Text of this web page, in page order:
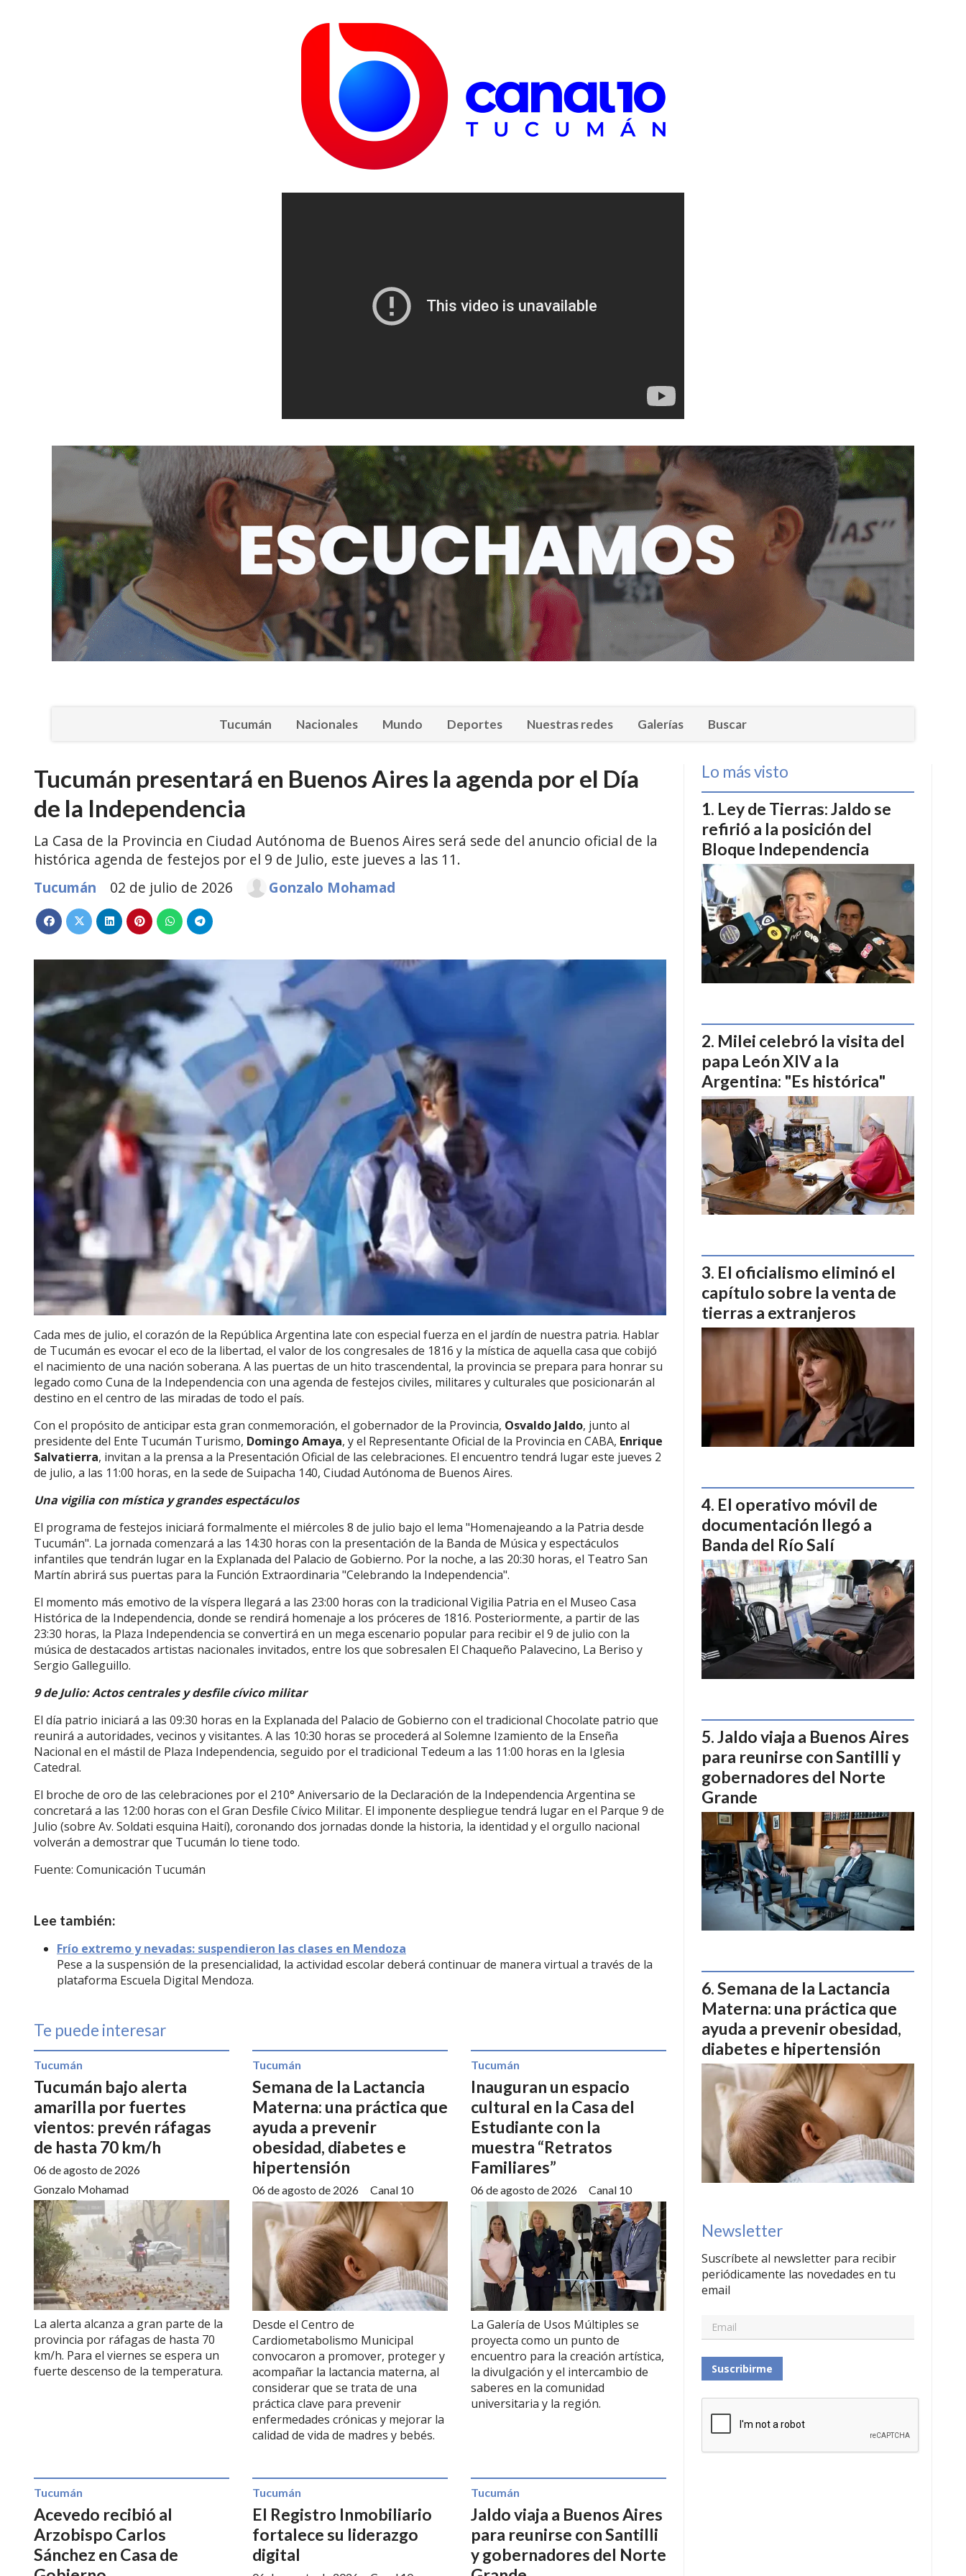
Tucumán Nacionales Mundo Deportes Nuestras redes Galerías Buscar
Tucumán presentará en Buenos Aires la agenda por el Día
de la Independencia
La Casa de la Provincia en Ciudad Autónoma de Buenos Aires será sede del anuncio oficial de la
histórica agenda de festejos por el 9 de Julio, este jueves a las 11.
Tucumán
02 de julio de 2026 Gonzalo Mohamad
Cada mes de julio, el corazón de la República Argentina late con especial fuerza en el jardín de nuestra patria. Hablar
de Tucumán es evocar el eco de la libertad, el valor de los congresales de 1816 y la mística de aquella casa que cobijó
el nacimiento de una nación soberana. A las puertas de un hito trascendental, la provincia se prepara para honrar su
legado como Cuna de la Independencia con una agenda de festejos civiles, militares y culturales que posicionarán al
destino en el centro de las miradas de todo el país.
Con el propósito de anticipar esta gran conmemoración, el gobernador de la Provincia, Osvaldo Jaldo, junto al
presidente del Ente Tucumán Turismo, Domingo Amaya, y el Representante Oficial de la Provincia en CABA, Enrique
Salvatierra, invitan a la prensa a la Presentación Oficial de las celebraciones. El encuentro tendrá lugar este jueves 2
de julio, a las 11:00 horas, en la sede de Suipacha 140, Ciudad Autónoma de Buenos Aires.
Una vigilia con mística y grandes espectáculos
El programa de festejos iniciará formalmente el miércoles 8 de julio bajo el lema "Homenajeando a la Patria desde
Tucumán". La jornada comenzará a las 14:30 horas con la presentación de la Banda de Música y espectáculos
infantiles que tendrán lugar en la Explanada del Palacio de Gobierno. Por la noche, a las 20:30 horas, el Teatro San
Martín abrirá sus puertas para la Función Extraordinaria "Celebrando la Independencia".
El momento más emotivo de la víspera llegará a las 23:00 horas con la tradicional Vigilia Patria en el Museo Casa
Histórica de la Independencia, donde se rendirá homenaje a los próceres de 1816. Posteriormente, a partir de las
23:30 horas, la Plaza Independencia se convertirá en un mega escenario popular para recibir el 9 de julio con la
música de destacados artistas nacionales invitados, entre los que sobresalen El Chaqueño Palavecino, La Beriso y
Sergio Galleguillo.
9 de Julio: Actos centrales y desfile cívico militar
El día patrio iniciará a las 09:30 horas en la Explanada del Palacio de Gobierno con el tradicional Chocolate patrio que
reunirá a autoridades, vecinos y visitantes. A las 10:30 horas se procederá al Solemne Izamiento de la Enseña
Nacional en el mástil de Plaza Independencia, seguido por el tradicional Tedeum a las 11:00 horas en la Iglesia
Catedral.
El broche de oro de las celebraciones por el 210° Aniversario de la Declaración de la Independencia Argentina se
concretará a las 12:00 horas con el Gran Desfile Cívico Militar. El imponente despliegue tendrá lugar en el Parque 9 de
Julio (sobre Av. Soldati esquina Haití), coronando dos jornadas donde la historia, la identidad y el orgullo nacional
volverán a demostrar que Tucumán lo tiene todo.
Fuente: Comunicación Tucumán
Lee también:
Frío extremo y nevadas: suspendieron las clases en Mendoza
Pese a la suspensión de la presencialidad, la actividad escolar deberá continuar de manera virtual a través de la
plataforma Escuela Digital Mendoza.
Te puede interesar
Tucumán bajo alerta
amarilla por fuertes
vientos: prevén ráfagas
de hasta 70 km/h
Gonzalo Mohamad
Tucumán
06 de agosto de 2026
La alerta alcanza a gran parte de la
provincia por ráfagas de hasta 70
km/h. Para el viernes se espera un
fuerte descenso de la temperatura.
Semana de la Lactancia
Materna: una práctica que
ayuda a prevenir
obesidad, diabetes e
hipertensión
Canal 10
Tucumán
06 de agosto de 2026
Desde el Centro de
Cardiometabolismo Municipal
convocaron a promover, proteger y
acompañar la lactancia materna, al
considerar que se trata de una
práctica clave para prevenir
enfermedades crónicas y mejorar la
calidad de vida de madres y bebés.
Inauguran un espacio
cultural en la Casa del
Estudiante con la
muestra “Retratos
Familiares”
Canal 10
Tucumán
06 de agosto de 2026
La Galería de Usos Múltiples se
proyecta como un punto de
encuentro para la creación artística,
la divulgación y el intercambio de
saberes en la comunidad
universitaria y la región.
Acevedo recibió al
Arzobispo Carlos
Sánchez en Casa de
Tucumán
El Registro Inmobiliario
fortalece su liderazgo
digital
Tucumán
Jaldo viaja a Buenos Aires
para reunirse con Santilli
y gobernadores del Norte
Tucumán
Lo más visto
Ley de Tierras: Jaldo se
refirió a la posición del
Bloque Independencia
Milei celebró la visita del
papa León XIV a la
Argentina: "Es histórica"
El oficialismo eliminó el
capítulo sobre la venta de
tierras a extranjeros
El operativo móvil de
documentación llegó a
Banda del Río Salí
Jaldo viaja a Buenos Aires
para reunirse con Santilli y
gobernadores del Norte
Grande
Semana de la Lactancia
Materna: una práctica que
ayuda a prevenir obesidad,
diabetes e hipertensión
Newsletter
Suscríbete al newsletter para recibir
periódicamente las novedades en tu
email
Suscribirme